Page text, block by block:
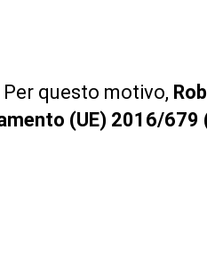
questo motivo,
(UE) 2016/679